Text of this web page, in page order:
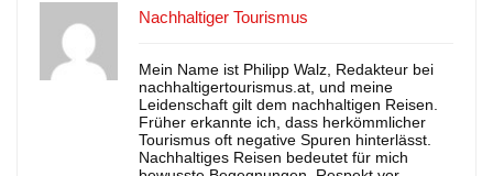
Nachhaltiger Tourismus
Mein Name ist Philipp Walz, Redakteur bei
nachhaltigertourismus.at, und meine
Leidenschaft gilt dem nachhaltigen Reisen.
Früher erkannte ich, dass herkömmlicher
Tourismus oft negative Spuren hinterlässt.
Nachhaltiges Reisen bedeutet für mich